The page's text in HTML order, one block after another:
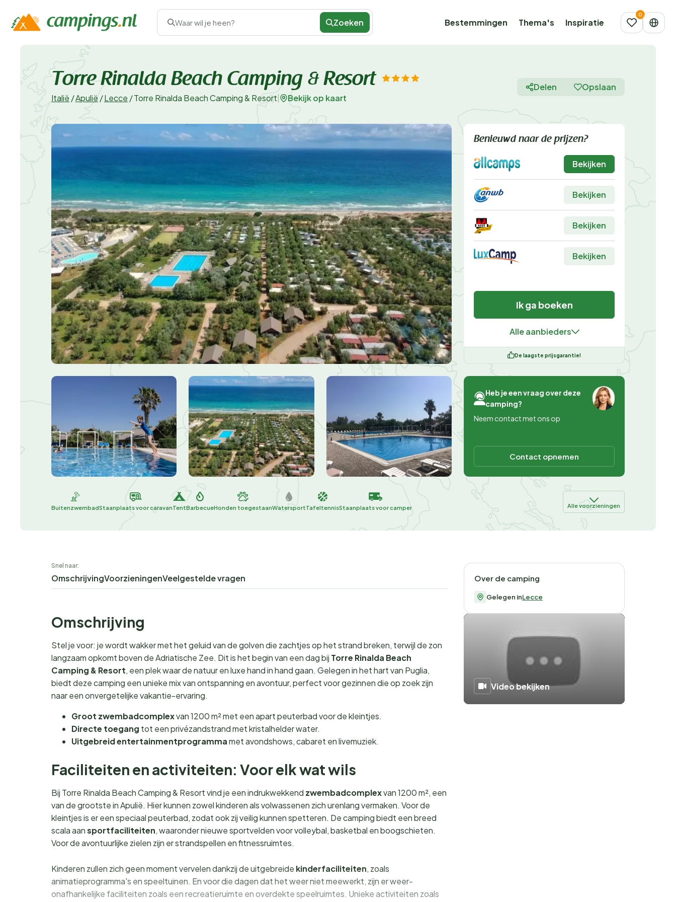
Waar wil je heen? Zoeken Bestemmingen Thema's Inspiratie
Torre Rinalda Beach Camping & Resort
Italië /Apulië /Lecce /Torre Rinalda Beach Camping & Resort Bekijk op kaart
Delen Opslaan
Benieuwd naar de prijzen?
Bekijken
Bekijken
Bekijken
Bekijken
Ik ga boeken
Alle aanbieders
De laagste prijsgarantie!
Heb je een vraag over deze
camping?
Neem contact met ons op
Contact opnemen
BuitenzwembadStaanplaats voor caravanTentBarbecueHonden toegestaanWatersportTafeltennisStaanplaats voor camper Alle voorzieningen
Snel naar:
OmschrijvingVoorzieningenVeelgestelde vragen
Omschrijving
Stel je voor: je wordt wakker met het geluid van de golven die zachtjes op het strand breken, terwijl de zon
langzaam opkomt boven de Adriatische Zee. Dit is het begin van een dag bij Torre Rinalda Beach
Camping & Resort, een plek waar de natuur en luxe hand in hand gaan. Gelegen in het hart van Puglia,
biedt deze camping een unieke mix van ontspanning en avontuur, perfect voor gezinnen die op zoek zijn
naar een onvergetelijke vakantie-ervaring.
Groot zwembadcomplexvan 1200 m² met een apart peuterbad voor de kleintjes.
Directe toegang tot een privézandstrand met kristalhelder water.
Uitgebreid entertainmentprogrammamet avondshows, cabaret en livemuziek.
Faciliteiten en activiteiten: Voor elk wat wils
Bij Torre Rinalda Beach Camping & Resort vind je een indrukwekkend zwembadcomplexvan 1200 m², een
van de grootste in Apulië. Hier kunnen zowel kinderen als volwassenen zich urenlang vermaken. Voor de
kleintjes is er een speciaal peuterbad, zodat ook zij veilig kunnen spetteren. De camping biedt een breed
scala aansportfaciliteiten, waaronder nieuwe sportvelden voor volleybal, basketbal en boogschieten.
Voor de avontuurlijke zielen zijn er strandspellen en fitnessruimtes.
Kinderen zullen zich geen moment vervelen dankzij de uitgebreide kinderfaciliteiten, zoals
animatieprogramma's en speeltuinen. En voor die dagen dat het weer niet meewerkt, zijn er weer-
onafhankelijke faciliteiten zoals een recreatieruimte en overdekte speelruimtes. Unieke activiteiten zoals
Over de camping
Gelegen inLecce
Video bekijken